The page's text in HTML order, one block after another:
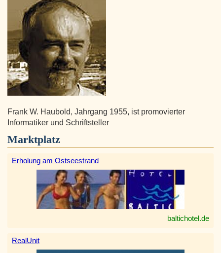
Frank W. Haubold, Jahrgang 1955, ist promovierter
Informatiker und Schriftsteller
Marktplatz
Erholung am Ostseestrand
baltichotel.de
RealUnit